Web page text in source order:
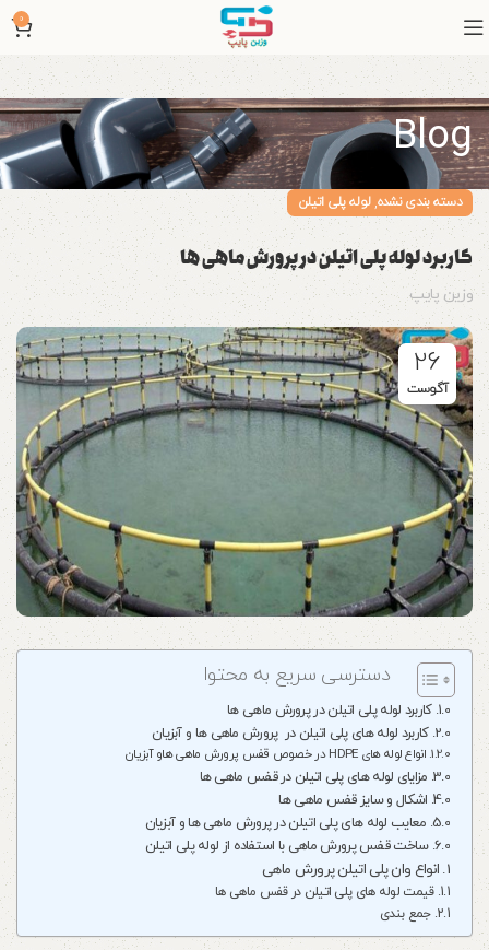
0
Blog
دسته بندی نشده,لوله پلی اتیلن
کاربرد لوله پلی اتیلن در پرورش ماهی ها
وزین پایپ
26
آگوست
دسترسی سریع به محتوا
کاربرد لوله پلی اتیلن در پرورش ماهی ها
کاربرد لوله های پلی اتیلن در پرورش ماهی ها و آبزیان
انواع لوله های HDPE در خصوص قفس پرورش ماهی هاو آبزیان
مزایای لوله های پلی اتیلن در قفس ماهی ها
اشکال و سایز قفس ماهی ها
معایب لوله های پلی اتیلن در پرورش ماهی ها و آبزیان
ساخت قفس پرورش ماهی با استفاده از لوله پلی اتیلن
انواع وان پلی اتیلن پرورش ماهی
قیمت لوله های پلی اتیلن در قفس ماهی ها
جمع بندی